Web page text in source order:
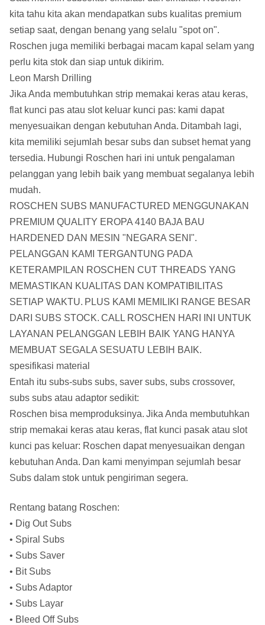
kita tahu kita akan mendapatkan subs kualitas premium
setiap saat, dengan benang yang selalu "spot on".
Roschen juga memiliki berbagai macam kapal selam yang
perlu kita stok dan siap untuk dikirim.
Leon Marsh Drilling
Jika Anda membutuhkan strip memakai keras atau keras,
flat kunci pas atau slot keluar kunci pas: kami dapat
menyesuaikan dengan kebutuhan Anda. Ditambah lagi,
kita memiliki sejumlah besar subs dan subset hemat yang
tersedia. Hubungi Roschen hari ini untuk pengalaman
pelanggan yang lebih baik yang membuat segalanya lebih
mudah.
ROSCHEN SUBS MANUFACTURED MENGGUNAKAN
PREMIUM QUALITY EROPA 4140 BAJA BAU
HARDENED DAN MESIN "NEGARA SENI".
PELANGGAN KAMI TERGANTUNG PADA
KETERAMPILAN ROSCHEN CUT THREADS YANG
MEMASTIKAN KUALITAS DAN KOMPATIBILITAS
SETIAP WAKTU. PLUS KAMI MEMILIKI RANGE BESAR
DARI SUBS STOCK. CALL ROSCHEN HARI INI UNTUK
LAYANAN PELANGGAN LEBIH BAIK YANG HANYA
MEMBUAT SEGALA SESUATU LEBIH BAIK.
spesifikasi material
Entah itu subs-subs subs, saver subs, subs crossover,
subs subs atau adaptor sedikit:
Roschen bisa memproduksinya. Jika Anda membutuhkan
strip memakai keras atau keras, flat kunci pasak atau slot
kunci pas keluar: Roschen dapat menyesuaikan dengan
kebutuhan Anda. Dan kami menyimpan sejumlah besar
Subs dalam stok untuk pengiriman segera.
Rentang batang Roschen:
• Dig Out Subs
• Spiral Subs
• Subs Saver
• Bit Subs
• Subs Adaptor
• Subs Layar
• Bleed Off Subs